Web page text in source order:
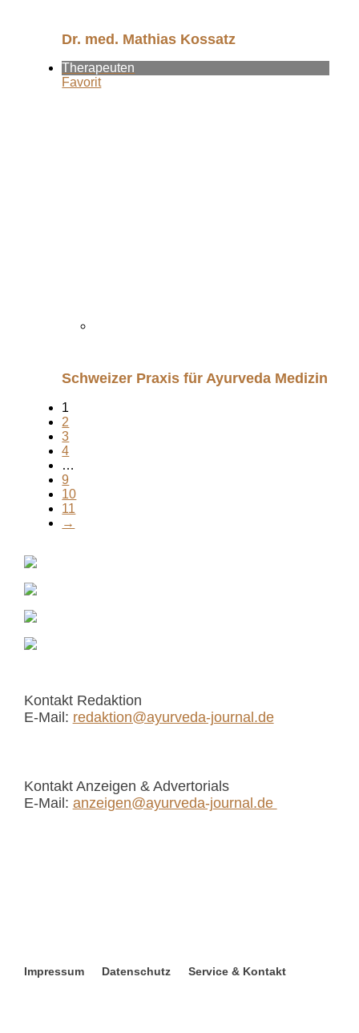
Dr. med. Mathias Kossatz
Therapeuten
Favorit
Schweizer Praxis für Ayurveda Medizin
1
2
3
4
…
9
10
11
→
Kontakt Redaktion
E-Mail: redaktion@ayurveda-journal.de
Kontakt Anzeigen & Advertorials
E-Mail: anzeigen@ayurveda-journal.de
Impressum Datenschutz Service & Kontakt